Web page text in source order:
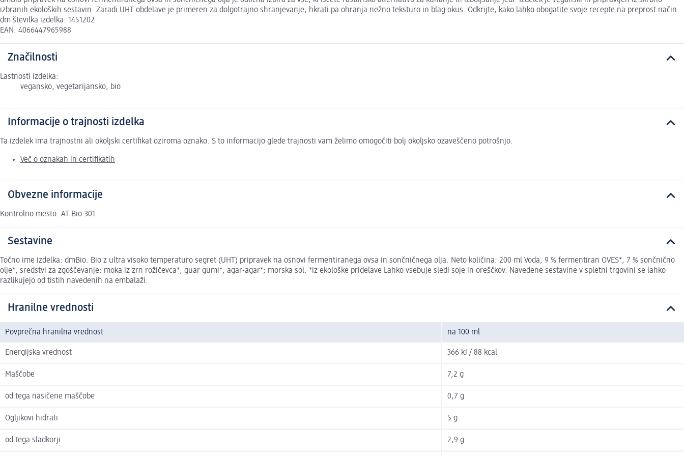
izbranih ekoloških sestavin. Zaradi UHT obdelave je primeren za dolgotrajno shranjevanje, hkrati pa ohranja nežno teksturo in blag okus. Odkrijte, kako lahko obogatite svoje recepte na preprost način.
dm številka izdelka: 1451202
EAN: 4066447965988
Značilnosti
Lastnosti izdelka:
vegansko, vegetarijansko, bio
Informacije o trajnosti izdelka
Ta izdelek ima trajnostni ali okoljski certifikat oziroma oznako. S to informacijo glede trajnosti vam želimo omogočiti bolj okoljsko ozaveščeno potrošnjo.
Več o oznakah in certifikatih
Obvezne informacije
Kontrolno mesto: AT-Bio-301
Sestavine
Točno ime izdelka: dmBio. Bio z ultra visoko temperaturo segret (UHT) pripravek na osnovi fermentiranega ovsa in sončničnega olja. Neto količina: 200 ml Voda, 9 % fermentiran OVES*, 7 % sončnično
olje*, sredstvi za zgoščevanje: moka iz zrn rožičevca*, guar gumi*, agar-agar*; morska sol. *iz ekološke pridelave Lahko vsebuje sledi soje in oreščkov. Navedene sestavine v spletni trgovini se lahko
razlikujejo od tistih navedenih na embalaži.
Hranilne vrednosti
Povprečna hranilna vrednost na 100 ml
Energijska vrednost 366 kJ / 88 kcal
Maščobe 7,2 g
od tega nasičene maščobe 0,7 g
Ogljikovi hidrati 5 g
od tega sladkorji 2,9 g